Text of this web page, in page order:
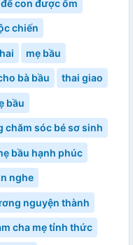
để con được ốm
chiến
mẹ bầu
bà bầu thai giao
bầu
chăm sóc bé sơ sinh
bầu hạnh phúc
nghe
nguyện thành
cha mẹ tỉnh thức